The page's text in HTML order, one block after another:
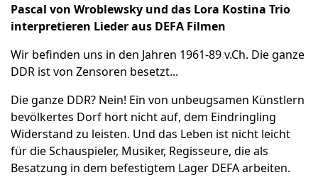
Pascal von Wroblewsky und das Lora Kostina Trio
interpretieren Lieder aus DEFA Filmen
Wir befinden uns in den Jahren 1961-89 v.Ch. Die ganze
DDR ist von Zensoren besetzt...
Die ganze DDR? Nein! Ein von unbeugsamen Künstlern
bevölkertes Dorf hört nicht auf, dem Eindringling
Widerstand zu leisten. Und das Leben ist nicht leicht
für die Schauspieler, Musiker, Regisseure, die als
Besatzung in dem befestigtem Lager DEFA arbeiten.